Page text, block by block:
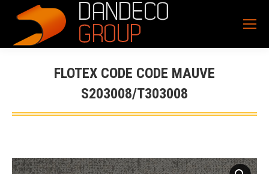
FLOTEX CODE CODE MAUVE
S203008/T303008